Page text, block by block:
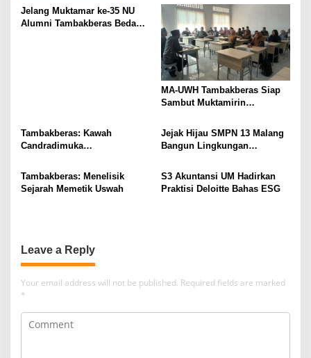
Jelang Muktamar ke-35 NU
Alumni Tambakberas Bedah
MA-UWH Tambakberas Siap
Sambut Muktamirin
Tambakberas: Kawah
Candradimuka
Ulama
Jejak Hijau SMPN 13 Malang
Bangun Lingkungan
Tambakberas: Menelisik
Sejarah Memetik Uswah
S3 Akuntansi UM Hadirkan
Praktisi Deloitte Bahas ESG
Leave a Reply
Your email address will not be published. Required fields are marked
*